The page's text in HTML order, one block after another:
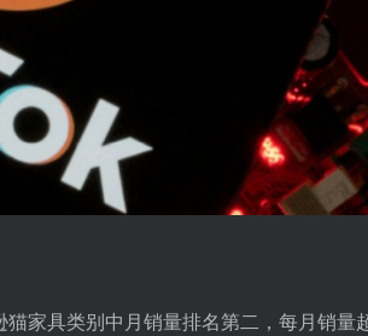
家具类别中月销量排名第二，每月销量